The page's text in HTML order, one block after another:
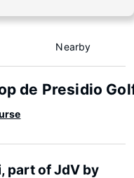
Nearby
de Presidio
part of JdV by